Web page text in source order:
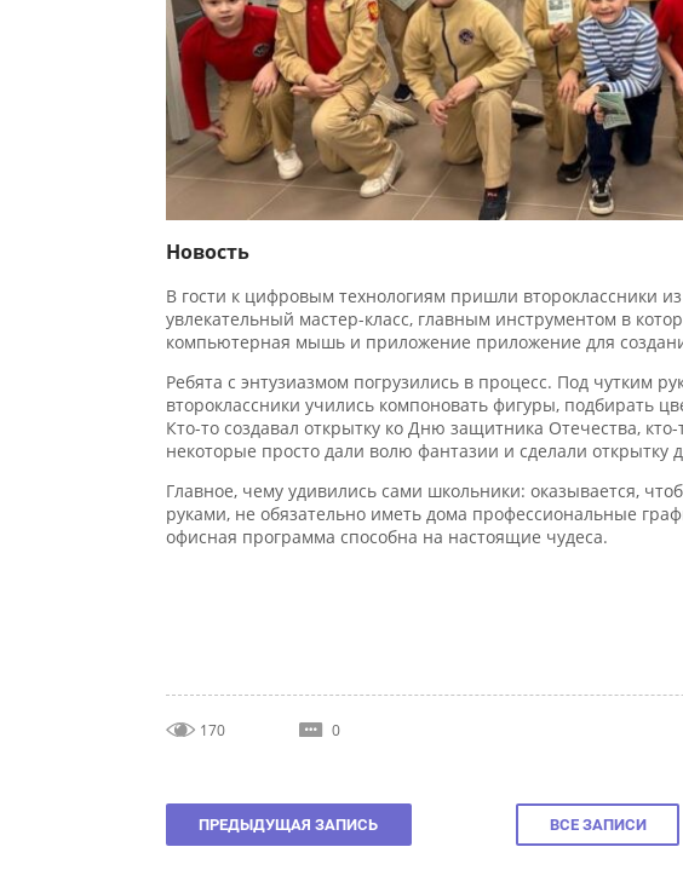
увлекательный мастер-класс, главным инструментом в
компьютерная мышь и приложение приложение для
второклассники учились компоновать фигуры, подбирать
Кто-то создавал открытку ко Дню защитника Отечества,
некоторые просто дали волю фантазии и сделали открытку
Главное, чему удивились сами школьники: оказывается,
руками, не обязательно иметь дома профессиональные
офисная программа способна на настоящие чудеса.
170 0